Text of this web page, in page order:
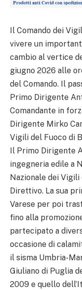
Il Comando dei
vivere un
cambio al vertice
giugno 2026 alle
del Comando. Il
Primo Dirigente
Comandante in
Dirigente Mirko
Vigili del Fuoco di
Il Primo Dirigente
ingegneria edile a
Nazionale dei
Direttivo. La sua
Varese per poi
fino alla
partecipato a
occasione di
il sisma Umbria-
Giuliano di Puglia
2009 e quello